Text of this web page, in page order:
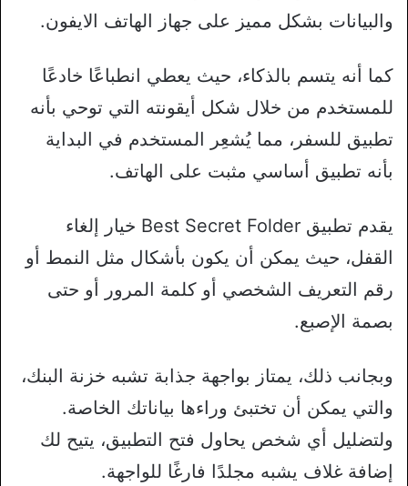
والبيانات بشكل مميز على جهاز الهاتف الايفون.
كما أنه يتسم بالذكاء، حيث يعطي انطباعًا خادعًا
للمستخدم من خلال شكل أيقونته التي توحي بأنه
تطبيق للسفر، مما يُشعِر المستخدم في البداية
بأنه تطبيق أساسي مثبت على الهاتف.
يقدم تطبيق Best Secret Folder خيار إلغاء
القفل، حيث يمكن أن يكون بأشكال مثل النمط أو
رقم التعريف الشخصي أو كلمة المرور أو حتى
بصمة الإصبع.
وبجانب ذلك، يمتاز بواجهة جذابة تشبه خزنة البنك،
والتي يمكن أن تختبئ وراءها بياناتك الخاصة.
ولتضليل أي شخص يحاول فتح التطبيق، يتيح لك
إضافة غلاف يشبه مجلدًا فارغًا للواجهة.